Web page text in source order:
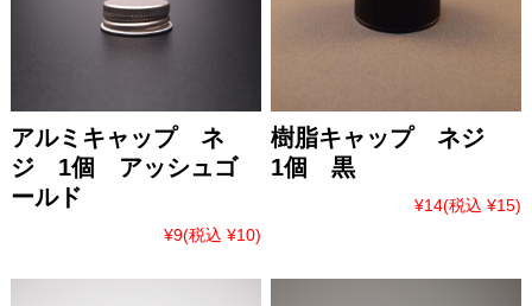
アルミキャップ ネ
ジ 1個 アッシュゴ
ールド
¥9(税込 ¥10)
樹脂キャップ ネジ
1個 黒
¥14(税込 ¥15)